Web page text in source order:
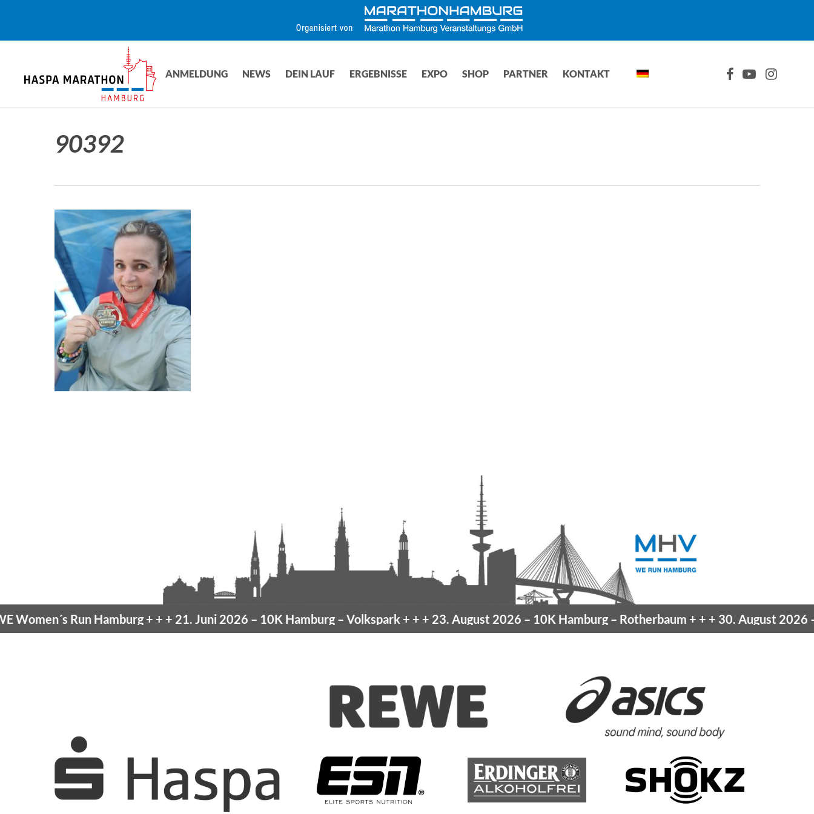
ANMELDUNG NEWS DEIN LAUF ERGEBNISSE EXPO SHOP PARTNER KONTAKT FACEBOOK
YOUTUBE
90392
Run Hamburg+ + +21. Juni 2026 –10K Hamburg– Volkspark+ + +23. August 2026 –10K Hamburg– Rotherbaum+ + +30. August 2026 –